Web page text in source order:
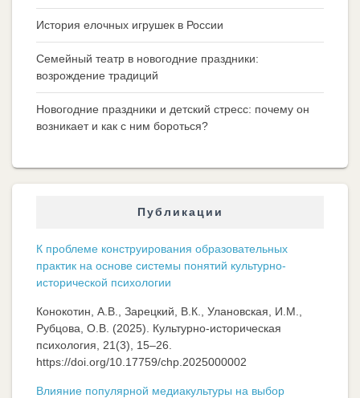
История елочных игрушек в России
Семейный театр в новогодние праздники:
возрождение традиций
Новогодние праздники и детский стресс: почему он
возникает и как с ним бороться?
Публикации
К проблеме конструирования образовательных
практик на основе системы понятий культурно-
исторической психологии
Конокотин, А.В., Зарецкий, В.К., Улановская, И.М.,
Рубцова, О.В. (2025). Культурно-историческая
психология, 21(3), 15–26.
https://doi.org/10.17759/chp.2025000002
Влияние популярной медиакультуры на выбор